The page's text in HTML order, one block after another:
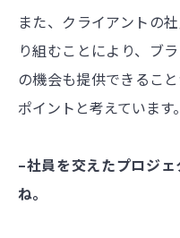
また、クライアントの
り組むことにより、ブ
の機会も提供できるこ
ポイントと考えています。
–社員を交えたプロジ
ね。